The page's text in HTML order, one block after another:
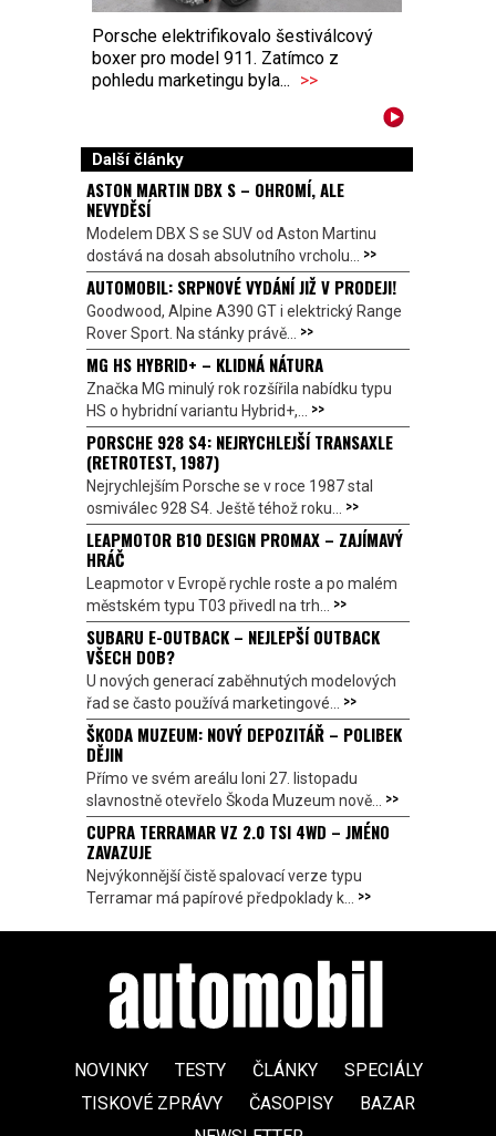
Porsche elektrifikovalo šestiválcový
boxer pro model 911. Zatímco z
pohledu marketingu byla... >>
Další články
ASTON MARTIN DBX S – OHROMÍ, ALE
NEVYDĚSÍ
Modelem DBX S se SUV od Aston Martinu
dostává na dosah absolutního vrcholu... >>
AUTOMOBIL: SRPNOVÉ VYDÁNÍ JIŽ V PRODEJI!
Goodwood, Alpine A390 GT i elektrický Range
Rover Sport. Na stánky právě... >>
MG HS HYBRID+ – KLIDNÁ NÁTURA
Značka MG minulý rok rozšířila nabídku typu
HS o hybridní variantu Hybrid+,... >>
PORSCHE 928 S4: NEJRYCHLEJŠÍ TRANSAXLE
(RETROTEST, 1987)
Nejrychlejším Porsche se v roce 1987 stal
osmiválec 928 S4. Ještě téhož roku... >>
LEAPMOTOR B10 DESIGN PROMAX – ZAJÍMAVÝ
HRÁČ
Leapmotor v Evropě rychle roste a po malém
městském typu T03 přivedl na trh... >>
SUBARU E-OUTBACK – NEJLEPŠÍ OUTBACK
VŠECH DOB?
U nových generací zaběhnutých modelových
řad se často používá marketingové... >>
ŠKODA MUZEUM: NOVÝ DEPOZITÁŘ – POLIBEK
DĚJIN
Přímo ve svém areálu loni 27. listopadu
slavnostně otevřelo Škoda Muzeum nově... >>
CUPRA TERRAMAR VZ 2.0 TSI 4WD – JMÉNO
ZAVAZUJE
Nejvýkonnější čistě spalovací verze typu
Terramar má papírové předpoklady k... >>
NOVINKY TESTY ČLÁNKY
SPECIÁLY
TISKOVÉ ZPRÁVY
ČASOPISY
BAZAR